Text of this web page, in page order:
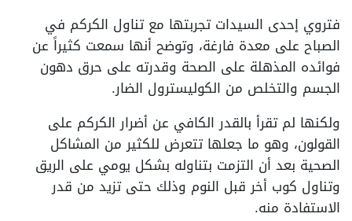
فتروي إحدى السيدات تجربتها مع تناول الكركم في
الصباح على معدة فارغة، وتوضح أنها سمعت كثيراً عن
فوائده المذهلة على الصحة وقدرته على حرق دهون
الجسم والتخلص من الكوليسترول الضار.
ولكنها لم تقرأ بالقدر الكافي عن أضرار الكركم على
القولون، وهو ما جعلها تتعرض للكثير من المشاكل
الصحية بعد أن التزمت بتناوله بشكل يومي على الريق
وتناول كوب أخر قبل النوم وذلك حتى تزيد من قدر
الاستفادة منه.